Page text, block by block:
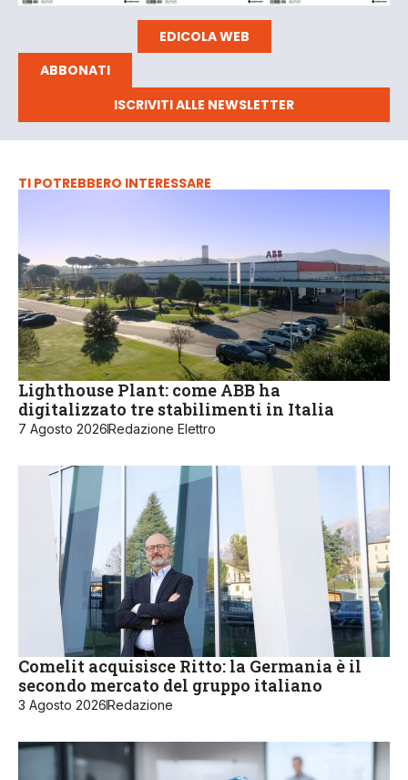
EDICOLA WEB
ABBONATI
ISCRIVITI ALLE NEWSLETTER
TI POTREBBERO INTERESSARE
Lighthouse Plant: come ABB ha
digitalizzato tre stabilimenti in Italia
7 Agosto 2026Redazione Elettro
Comelit acquisisce Ritto: la Germania è il
secondo mercato del gruppo italiano
3 Agosto 2026Redazione